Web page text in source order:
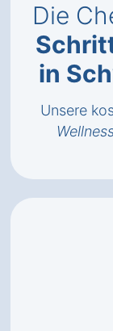
Die
in
Unsere